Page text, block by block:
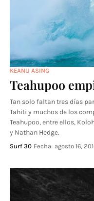
KEANU ASING
Teahupoo
Tan solo faltan tres días
Tahiti y muchos de los
Teahupoo, entre ellos,
y Nathan Hedge.
Surf 30 Fecha: agosto 16,